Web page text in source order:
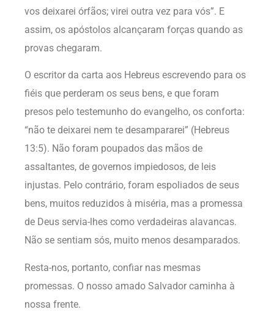
vos deixarei órfãos; virei outra vez para vós”. E
assim, os apóstolos alcançaram forças quando as
provas chegaram.
O escritor da carta aos Hebreus escrevendo para os
fiéis que perderam os seus bens, e que foram
presos pelo testemunho do evangelho, os conforta:
“não te deixarei nem te desampararei” (Hebreus
13:5). Não foram poupados das mãos de
assaltantes, de governos impiedosos, de leis
injustas. Pelo contrário, foram espoliados de seus
bens, muitos reduzidos à miséria, mas a promessa
de Deus servia-lhes como verdadeiras alavancas.
Não se sentiam sós, muito menos desamparados.
Resta-nos, portanto, confiar nas mesmas
promessas. O nosso amado Salvador caminha à
nossa frente.